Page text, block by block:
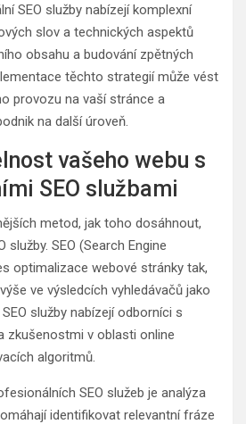
SEO služby nabízejí komplexní
slov a technických aspektů
obsahu a budování zpětných
těchto strategií může vést
provozu na vaší stránce a
na další úroveň.
vašeho webu s
SEO službami
metod, jak toho dosáhnout,
SEO (Search Engine
optimalizace webové stránky tak,
ve výsledcích vyhledávačů jako
služby nabízejí odborníci s
zkušenostmi v oblasti online
algoritmů.
SEO služeb je analýza
identifikovat relevantní fráze